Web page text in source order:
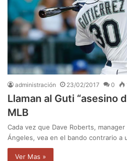
administración 23/02/2017 0
Llaman al Guti “asesino
MLB
Cada vez que Dave Roberts,
Ángeles, vea en el bando contrario a
Ver Mas »